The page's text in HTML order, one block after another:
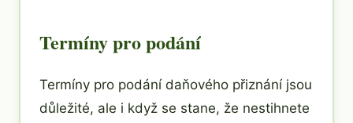
Termíny pro podání
Termíny pro podání daňového přiznání jsou
důležité, ale i když se stane, že nestihnete